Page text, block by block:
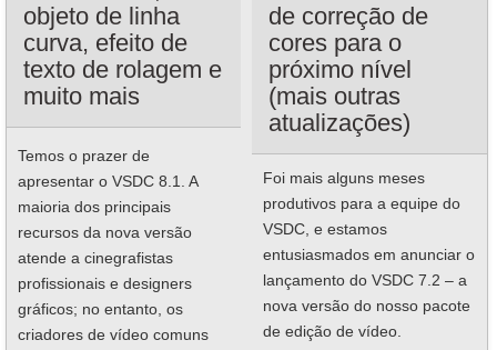
objeto de linha
curva, efeito de
texto de rolagem e
muito mais
Temos o prazer de
apresentar o VSDC 8.1. A
maioria dos principais
recursos da nova versão
atende a cinegrafistas
profissionais e designers
gráficos; no entanto, os
criadores de vídeo comuns
de correção de
cores para o
próximo nível
(mais outras
atualizações)
Foi mais alguns meses
produtivos para a equipe do
VSDC, e estamos
entusiasmados em anunciar o
lançamento do VSDC 7.2 – a
nova versão do nosso pacote
de edição de vídeo.